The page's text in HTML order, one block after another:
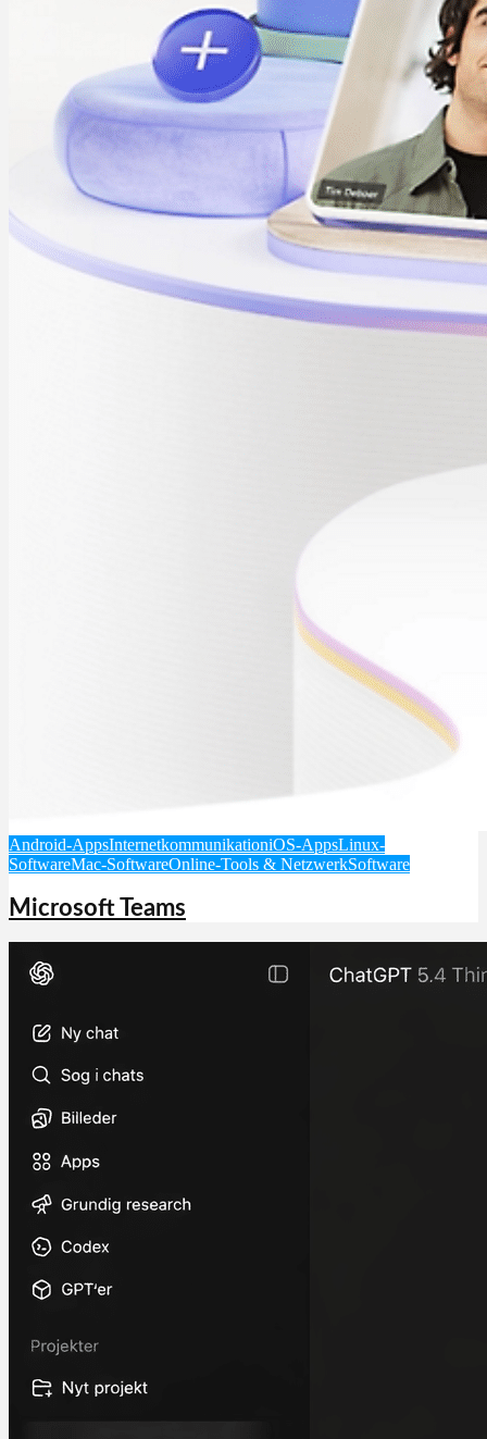
Android-AppsInternetkommunikationiOS-AppsLinux-
SoftwareMac-SoftwareOnline-Tools & NetzwerkSoftware
Microsoft Teams